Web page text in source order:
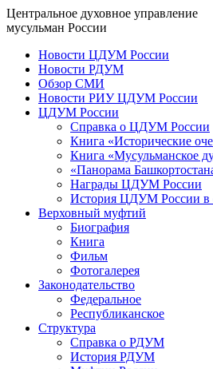
Центральное духовное управление
мусульман России
Новости ЦДУМ России
Новости РДУМ
Обзор СМИ
Новости РИУ ЦДУМ России
ЦДУМ России
Справка о ЦДУМ России
Книга «Исторические
Книга «Мусульманское
«Панорама
Награды ЦДУМ России
История ЦДУМ России в
Верховный муфтий
Биография
Книга
Фильм
Фотогалерея
Законодательство
Федеральное
Республиканское
Структура
Справка о РДУМ
История РДУМ